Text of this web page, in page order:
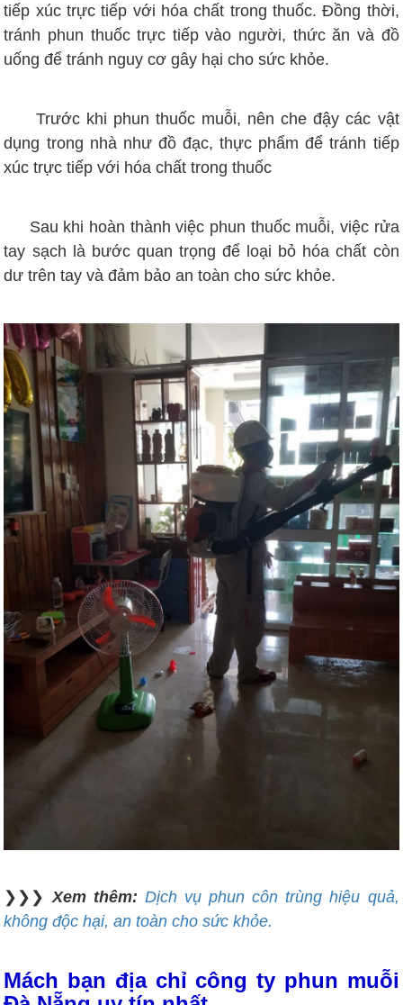
tiếp xúc trực tiếp với hóa chất trong thuốc. Đồng thời,
tránh phun thuốc trực tiếp vào người, thức ăn và đồ
uống để tránh nguy cơ gây hại cho sức khỏe.
Trước khi phun thuốc muỗi, nên che đậy các vật
dụng trong nhà như đồ đạc, thực phẩm để tránh tiếp
xúc trực tiếp với hóa chất trong thuốc
Sau khi hoàn thành việc phun thuốc muỗi, việc rửa
tay sạch là bước quan trọng để loại bỏ hóa chất còn
dư trên tay và đảm bảo an toàn cho sức khỏe.
❯❯❯Xem thêm: Dịch vụ phun côn trùng hiệu quả,
không độc hại, an toàn cho sức khỏe.
Mách bạn địa chỉ công ty phun muỗi